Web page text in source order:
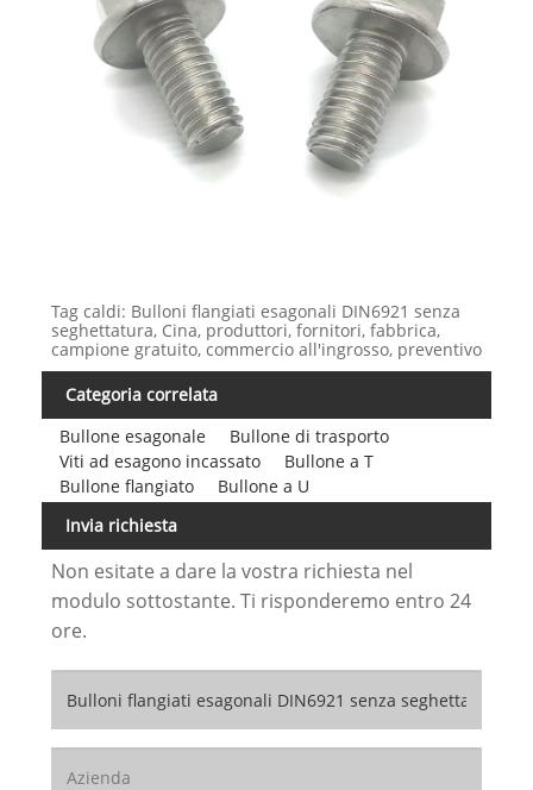
Tag caldi: Bulloni flangiati esagonali DIN6921 senza
seghettatura, Cina, produttori, fornitori, fabbrica,
campione gratuito, commercio all'ingrosso, preventivo
Categoria correlata
Bullone esagonale
Bullone di trasporto
Viti ad esagono incassato
Bullone a T
Bullone flangiato
Bullone a U
Invia richiesta
Non esitate a dare la vostra richiesta nel
modulo sottostante. Ti risponderemo entro 24
ore.